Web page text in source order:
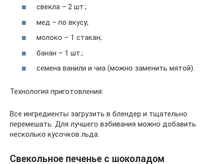
свекла – 2 шт.;
мед – по вкусу;
молоко – 1 стакан;
банан – 1 шт.;
семена ванили и чиа (можно заменить мятой).
Технология приготовления:
Все ингредиенты загрузить в блендер и тщательно
перемешать. Для лучшего взбивания можно добавить
несколько кусочков льда.
Свекольное печенье с шоколадом